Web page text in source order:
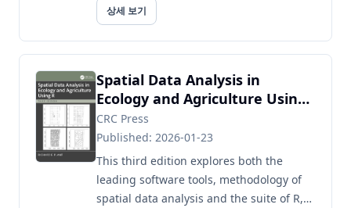
율적이며 재미있게 만들어 주는 R 패키지 모
힐 수 있습니다. 따라서 프로그래밍 경험이 전
혀 ...
상세 보기
Spatial Data Analysis in
Ecology and Agriculture Using
R
CRC Press
Published: 2026-01-23
This third edition explores both the
leading software tools, methodology of
spatial data analysis and the suite of R,